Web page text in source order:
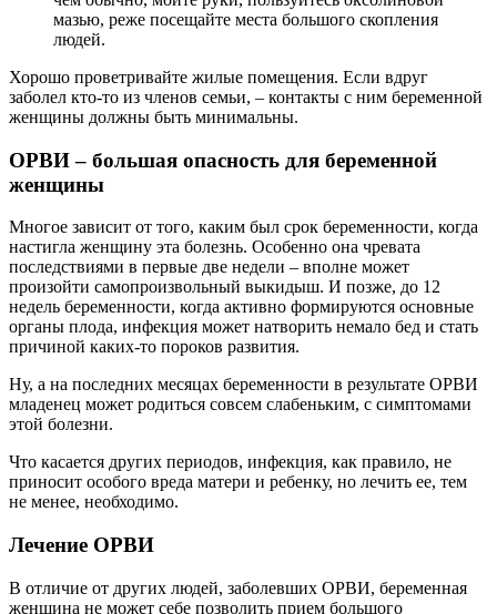
мазью, реже посещайте места большого скопления
людей.
Хорошо проветривайте жилые помещения. Если вдруг
заболел кто-то из членов семьи, – контакты с ним беременной
женщины должны быть минимальны.
ОРВИ – большая опасность для беременной
женщины
Многое зависит от того, каким был срок беременности, когда
настигла женщину эта болезнь. Особенно она чревата
последствиями в первые две недели – вполне может
произойти самопроизвольный выкидыш. И позже, до 12
недель беременности, когда активно формируются основные
органы плода, инфекция может натворить немало бед и стать
причиной каких-то пороков развития.
Ну, а на последних месяцах беременности в результате ОРВИ
младенец может родиться совсем слабеньким, с симптомами
этой болезни.
Что касается других периодов, инфекция, как правило, не
приносит особого вреда матери и ребенку, но лечить ее, тем
не менее, необходимо.
Лечение ОРВИ
В отличие от других людей, заболевших ОРВИ, беременная
женщина не может себе позволить прием большого